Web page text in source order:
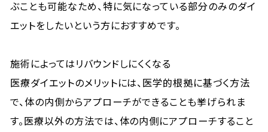
ぶことも可能なため、特に気になっている部分のみのダイ
エットをしたいという方におすすめです。
施術によってはリバウンドしにくくなる
医療ダイエットのメリットには、医学的根拠に基づく方法
で、体の内側からアプローチができることも挙げられま
す。医療以外の方法では、体の内側にアプローチすること